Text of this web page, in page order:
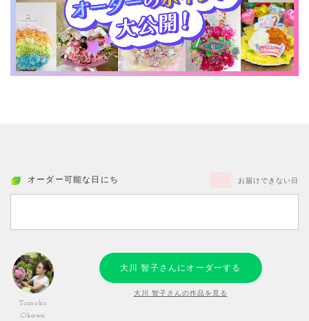
オーダー可能な日にち お届けできない日
Tomoko
Okawa
大川 智子さんにオーダーする
大川 智子さんの作品を見る